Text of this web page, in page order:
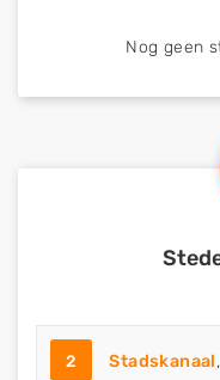
Nog geen
2 Stadskanaal